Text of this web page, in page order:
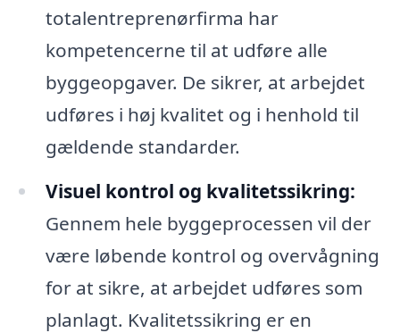
totalentreprenørfirma har
kompetencerne til at udføre alle
byggeopgaver. De sikrer, at arbejdet
udføres i høj kvalitet og i henhold til
gældende standarder.
Visuel kontrol og kvalitetssikring:
Gennem hele byggeprocessen vil der
være løbende kontrol og overvågning
for at sikre, at arbejdet udføres som
planlagt. Kvalitetssikring er en